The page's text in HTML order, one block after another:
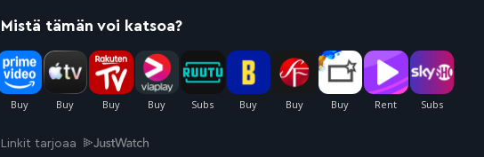
Mistä tämän voi katsoa?
Linkit tarjoaa